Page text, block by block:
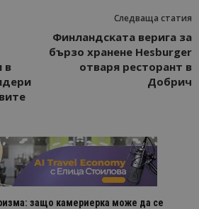
в
Следваща статия
Финлaндcĸaтa вepигa за
бързо хранене Неѕburgеr
отваря ресторант в
Добрич
защо камериерка може да се